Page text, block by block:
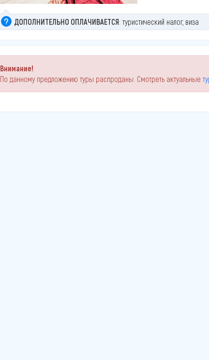
ДОПОЛНИТЕЛЬНО ОПЛАЧИВАЕТСЯ: туристический налог, виза
Внимание!
По данному предложению туры распроданы. Смотреть актуальные